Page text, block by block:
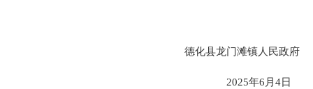
德化县龙门滩镇人民政府
2025年6月4日